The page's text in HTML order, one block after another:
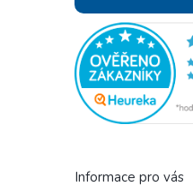
Informace pro vás